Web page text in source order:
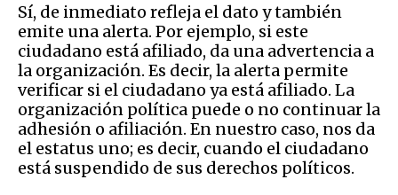
Sí, de inmediato refleja el dato y también
emite una alerta. Por ejemplo, si este
ciudadano está afiliado, da una advertencia a
la organización. Es decir, la alerta permite
verificar si el ciudadano ya está afiliado. La
organización política puede o no continuar la
adhesión o afiliación. En nuestro caso, nos da
el estatus uno; es decir, cuando el ciudadano
está suspendido de sus derechos políticos.